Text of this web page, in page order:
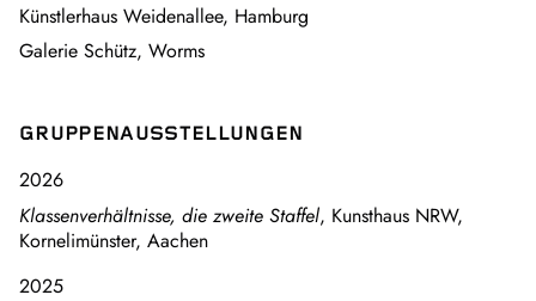
Künstlerhaus Weidenallee, Hamburg
Galerie Schütz, Worms
GRUPPENAUSSTELLUNGEN
2026
Klassenverhältnisse, die zweite Staffel, Kunsthaus NRW,
Kornelimünster, Aachen
2025